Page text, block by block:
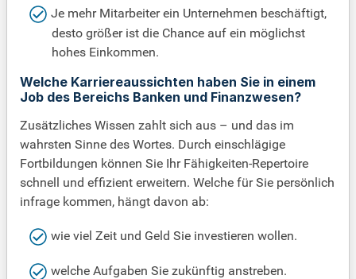
Je mehr Mitarbeiter ein Unternehmen beschäftigt,
desto größer ist die Chance auf ein möglichst
hohes Einkommen.
Welche Karriereaussichten haben Sie in einem
Job des Bereichs Banken und Finanzwesen?
Zusätzliches Wissen zahlt sich aus – und das im
wahrsten Sinne des Wortes. Durch einschlägige
Fortbildungen können Sie Ihr Fähigkeiten-Repertoire
schnell und effizient erweitern. Welche für Sie persönlich
infrage kommen, hängt davon ab:
wie viel Zeit und Geld Sie investieren wollen.
welche Aufgaben Sie zukünftig anstreben.